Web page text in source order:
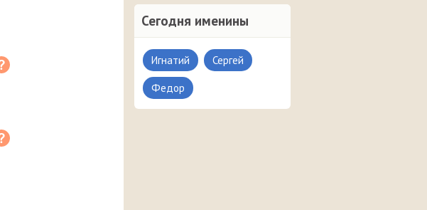
Сегодня именины
Игнатий Сергей
Федор